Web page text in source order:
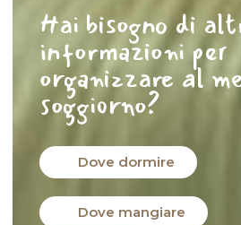
Hai bisogno di
informazioni per
organizzare al
soggiorno?
Dove dormire
Dove mangiare